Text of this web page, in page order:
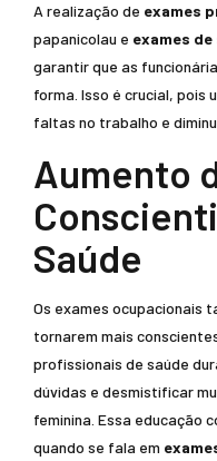
A realização de exames
papanicolau e exames
garantir que as
forma. Isso é crucial, pois
faltas no trabalho e
Aumento
Saúde
Os exames ocupacionais
tornarem mais
profissionais de saúde
dúvidas e desmistificar
feminina. Essa educação
quando se fala em